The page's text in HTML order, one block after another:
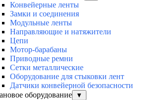
Конвейерные ленты
Замки и соединения
Модульные ленты
Направляющие и натяжители
Цепи
Мотор-барабаны
Приводные ремни
Сетки металлические
Оборудование для стыковки лент
Датчики конвейерной безопасности
оборудование
▼